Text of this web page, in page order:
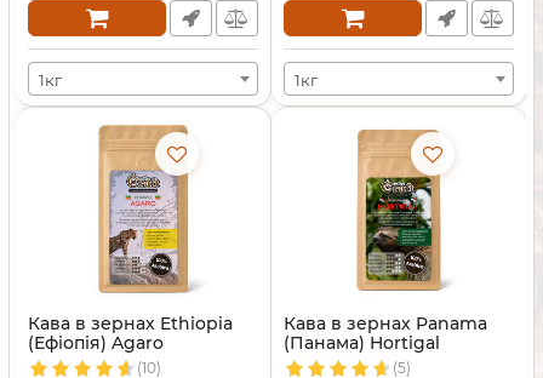
1кг 1кг
Кава в зернах Ethiopia
(Ефіопія) Agaro
(10)
Кава в зернах Panama
(Панама) Hortigal
(5)